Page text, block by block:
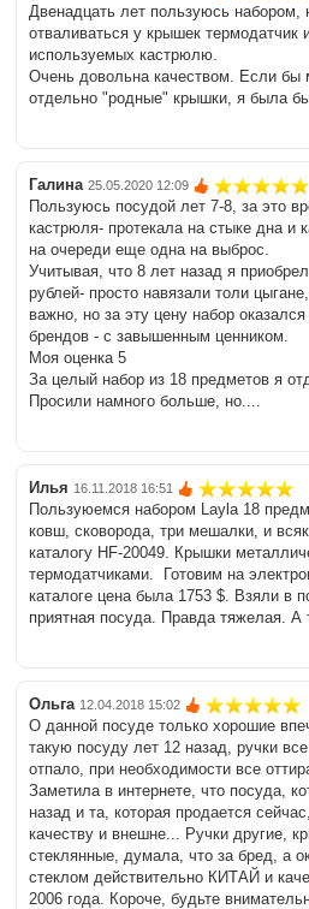
Двенадцать лет пользуюсь набором,
отваливаться у крышек термодатчик
используемых кастрюлю.
Очень довольна качеством. Если бы
отдельно "родные" крышки, я была
Галина 25.05.2020 12:09
Пользуюсь посудой лет 7-8, за это
кастрюля- протекала на стыке дна и
на очереди еще одна на выброс.
Учитывая, что 8 лет назад я
рублей- просто навязали толи
важно, но за эту цену набор
брендов - с завышенным ценником.
Моя оценка 5
За целый набор из 18 предметов я
Просили намного больше, но....
Илья 16.11.2018 16:51
Пользуюемся набором Layla 18
ковш, сковорода, три мешалки, и
каталогу HF-20049. Крышки
термодатчиками. Готовим на
каталоге цена была 1753 $. Взяли в
приятная посуда. Правда тяжелая. А
Ольга 12.04.2018 15:02
О данной посуде только хорошие
такую посуду лет 12 назад, ручки
отпало, при необходимости все
Заметила в интернете, что посуда,
назад и та, которая продается
качеству и внешне... Ручки другие,
стеклянные, думала, что за бред, а
стеклом действительно КИТАЙ и
2006 года. Короче, будьте